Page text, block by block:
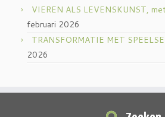
VIEREN ALS LEVENSKUNST,
februari 2026
TRANSFORMATIE MET SPEELSE
2026